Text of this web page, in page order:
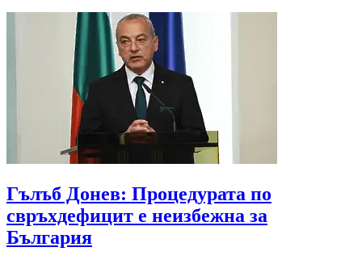
Гълъб Донев: Процедурата по
свръхдефицит е неизбежна за
България